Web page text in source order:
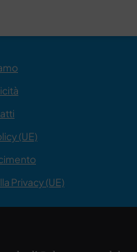
(UE)
Privacy (UE)